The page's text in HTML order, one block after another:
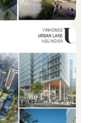
với các lõi xanh trong
lành và hài hòa với